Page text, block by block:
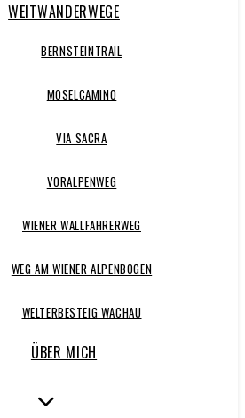
WEITWANDERWEGE
BERNSTEINTRAIL
MOSELCAMINO
VIA SACRA
VORALPENWEG
WIENER WALLFAHRERWEG
WEG AM WIENER ALPENBOGEN
WELTERBESTEIG WACHAU
ÜBER MICH